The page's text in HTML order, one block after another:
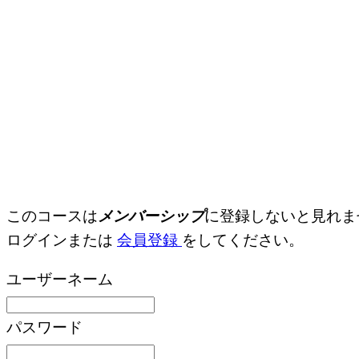
このコースはメンバーシップに登録しないと見れ
ログインまたは 会員登録 をしてください。
ユーザーネーム
パスワード